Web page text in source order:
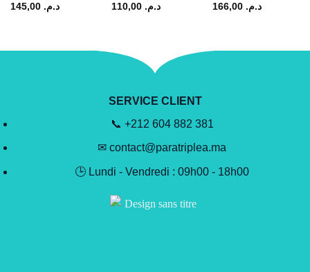
د.م. 145,00
د.م. 110,00
د.م. 166,00
SERVICE CLIENT
📞 +212 604 882 381
✉ contact@paratriplea.ma
🕒 Lundi - Vendredi : 09h00 - 18h00